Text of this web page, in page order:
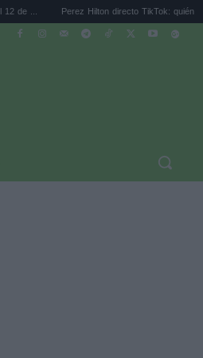
Perez Hilton directo TikTok: quién es el bloguero